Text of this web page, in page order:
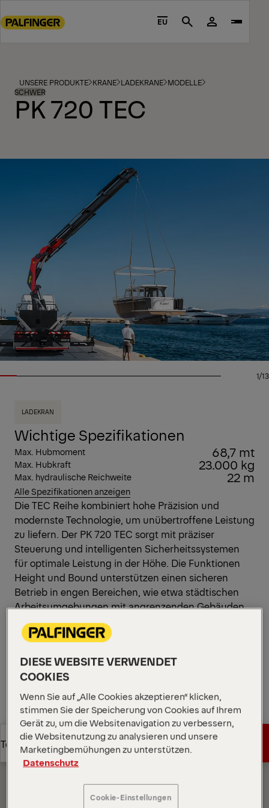
to
footer
content
EU Search
UNSERE PRODUKTE KRANE LADEKRANE MODELLE
SCHWER
PK 720 TEC
1/13
LADEKRAN
Wichtige Spezifikationen
Max. Hubmoment 68,7 mt
Max. Hubkraft 23.000 kg
Max. hydraulische Reichweite 22 m
Alle Spezifikationen anzeigen
Die TEC Reihe kombiniert hohe Präzision und
modernste Technologie, um unübertroffene Leistung
zu liefern. Der PK 720 TEC sorgt mit präziser
Steuerung und intelligenten Sicherheitssystemen
für optimale Leistung in der Höhe. Die Funktionen
Height und Bound unterstützen einen sicheren
Betrieb in engen Bereichen, wie etwa städtischen
Arbeitsumgebungen mit angrenzenden Gebäuden.
Diagramme öffnen
Angebot anfordern
Angebot anfordern
Vertriebspartner finden
Vertriebspartner finden
Technische Daten
Angebot anfordern
Angebot anfordern
Diagramme
DIESE WEBSITE VERWENDET
COOKIES
Wenn Sie auf „Alle Cookies akzeptieren“ klicken,
stimmen Sie der Speicherung von Cookies auf Ihrem
Gerät zu, um die Websitenavigation zu verbessern,
die Websitenutzung zu analysieren und unsere
Marketingbemühungen zu unterstützen.
Datenschutz
Cookie-Einstellungen